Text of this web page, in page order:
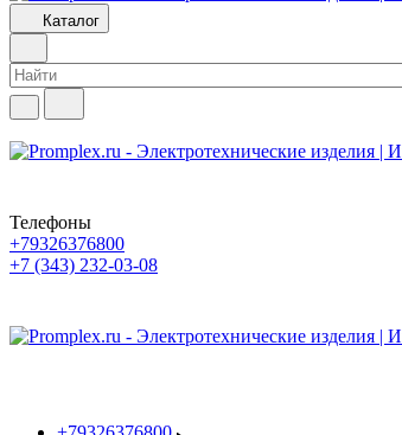
Каталог
Телефоны
+79326376800
+7 (343) 232-03-08